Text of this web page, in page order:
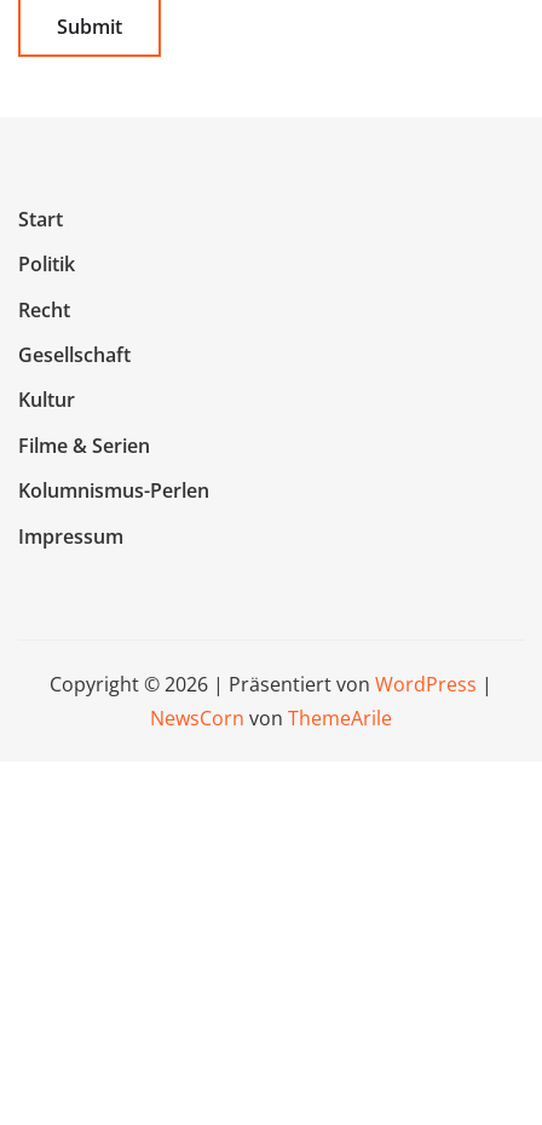
Start
Politik
Recht
Gesellschaft
Kultur
Filme & Serien
Kolumnismus-Perlen
Impressum
Copyright © 2026 | Präsentiert von WordPress |
NewsCorn von ThemeArile